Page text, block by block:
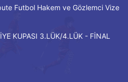
Futbol Hakem ve Gözlemci Vize
KUPASI 3.LÜK/4.LÜK - FİNAL